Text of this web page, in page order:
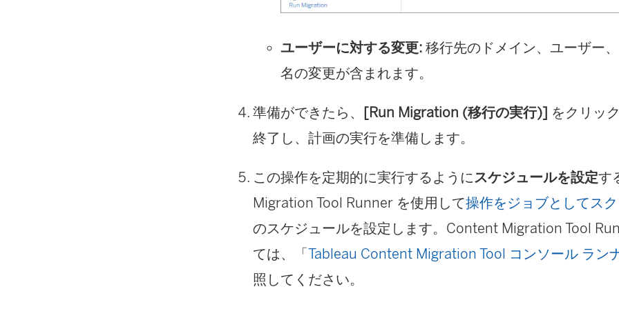
ユーザーに対する変更: 移行先のドメイン、ユーザー
名の変更が含まれます。
準備ができたら、 [Run Migration (移行の実行)] をクリッ
終了し、計画の実行を準備します。
この操作を定期的に実行するようにスケジュールを設定す
Migration Tool Runner を使用して操作をジョブとしてス
のスケジュールを設定します。Content Migration Tool
ては、「Tableau Content Migration Tool コンソール ラン
照してください。